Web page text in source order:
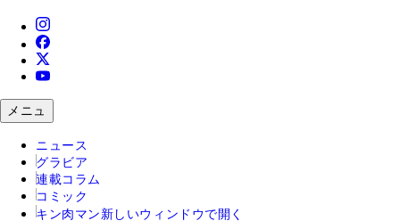
メニュ
ニュース
グラビア
連載コラム
コミック
キン肉マン 新しいウィンドウで開く